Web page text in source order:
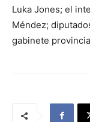
Luka Jones; el
Méndez;
gabinete